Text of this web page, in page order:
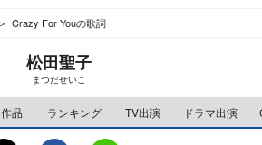
Crazy For Youの歌詞
松田聖子
まつだせいこ
作品 ランキング TV出演 ドラマ出演